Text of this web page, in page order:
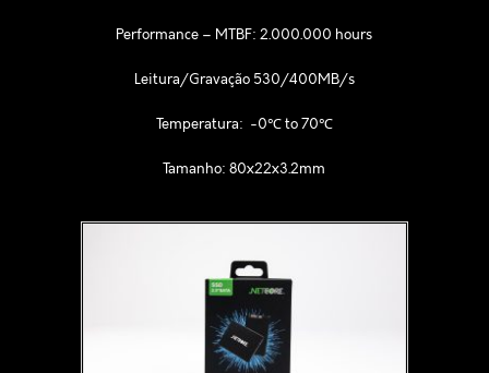
Performance – MTBF: 2.000.000 hours
Leitura/Gravação 530/400MB/s
Temperatura: -0℃ to 70℃
Tamanho: 80x22x3.2mm